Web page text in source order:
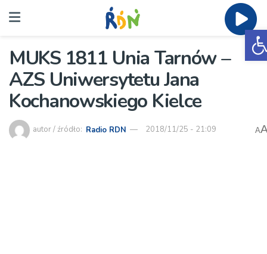
MUKS 1811 Unia Tarnów –
AZS Uniwersytetu Jana
Kochanowskiego Kielce
autor / źródło: Radio RDN 2018/11/25 - 21:09 A